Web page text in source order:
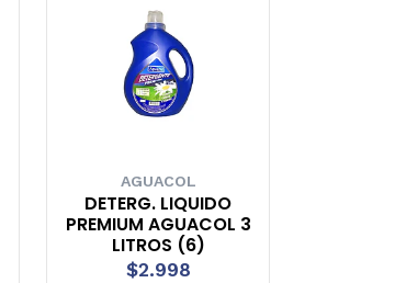
AGUACOL
DETERG. LIQUIDO
PREMIUM AGUACOL 3
LITROS (6)
$2.998